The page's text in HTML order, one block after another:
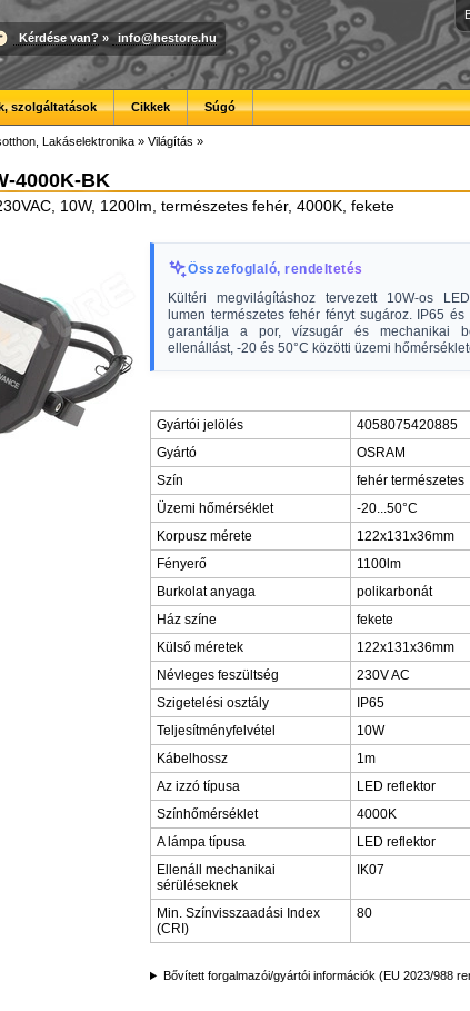
Kérdése van? » info@hestore.hu
szolgáltatások Cikkek Súgó
Lakáselektronika » Világítás »
4000K-BK
10W, 1200lm, természetes fehér, 4000K, fekete
Összefoglaló, rendeltetés
Kültéri megvilágításhoz tervezett 10W-os
lumen természetes fehér fényt sugároz. IP65 és
garantálja a por, vízsugár és mechanikai
ellenállást, -20 és 50°C közötti üzemi
Gyártói jelölés
4058075420885
Gyártó
OSRAM
Szín
fehér természetes
Üzemi hőmérséklet
-20...50°C
Korpusz mérete
122x131x36mm
Fényerő
1100lm
Burkolat anyaga
polikarbonát
Ház színe
fekete
Külső méretek
122x131x36mm
Névleges feszültség
230V AC
Szigetelési osztály
IP65
Teljesítményfelvétel
10W
Kábelhossz
1m
Az izzó típusa
LED reflektor
Színhőmérséklet
4000K
A lámpa típusa
LED reflektor
Ellenáll mechanikai
sérüléseknek
IK07
Min. Színvisszaadási Index
(CRI)
80
Bővített forgalmazói/gyártói információk (EU 2023/988